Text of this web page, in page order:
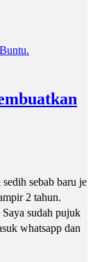
sebab baru je
2 tahun.
sudah pujuk
whatsapp dan